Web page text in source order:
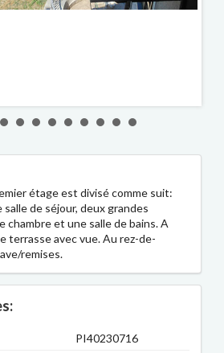
étage est divisé comme suit:
de séjour, deux grandes
chambre et une salle de bains. A
terrasse avec vue. Au rez-de-
remises.
PI40230716